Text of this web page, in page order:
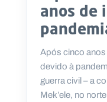
anos de
Após cinco
devido à
guerra civil – a
Mek’ele, no